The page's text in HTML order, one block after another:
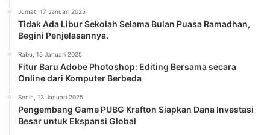
Jumat, 17 Januari 2025
Tidak Ada Libur Sekolah Selama Bulan Puasa Ramadhan,
Begini Penjelasannya.
Rabu, 15 Januari 2025
Fitur Baru Adobe Photoshop: Editing Bersama secara
Online dari Komputer Berbeda
Senin, 13 Januari 2025
Pengembang Game PUBG Krafton Siapkan Dana Investasi
Besar untuk Ekspansi Global